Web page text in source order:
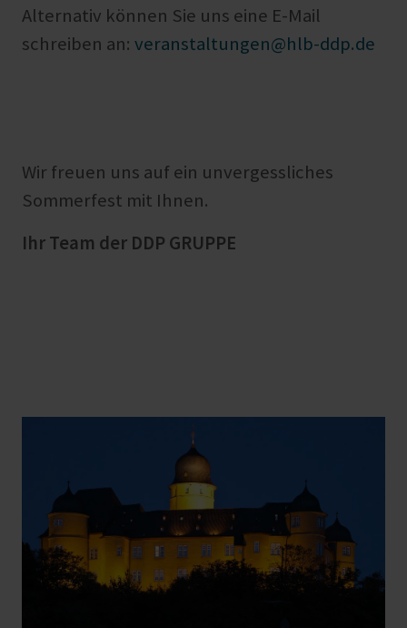
Alternativ können Sie uns eine E-Mail
schreiben an: veranstaltungen@hlb-ddp.de
Wir freuen uns auf ein unvergessliches
Sommerfest mit Ihnen.
Ihr Team der DDP GRUPPE